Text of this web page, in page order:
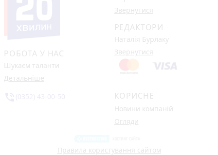
РОБОТА У НАС
Шукаєм таланти
Детальніше
Звернутися
РЕДАКТОРИ
Наталія Бурлаку
Звернутися
КОРИСНЕ
Новини компаній
Огляди
Правила користування сайтом